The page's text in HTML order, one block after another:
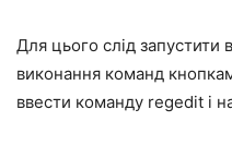
Для цього слід запустити
виконання команд
ввести команду regedit і